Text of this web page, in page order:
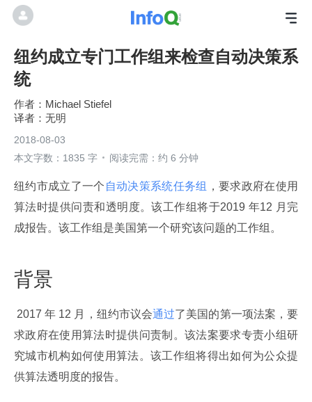
纽约成立专门工作组来检查自动决策系
统
Michael Stiefel
无明
2018-08-03
本文字数：1835 字
阅读完需：约 6 分钟
纽约市成立了一个 自动决策系统任务组
，要求政府在使用
算法时提供问责和透明度。该工作组将于2019 年12 月完
成报告。该工作组是美国第一个研究该问题的工作组。
背景
2017 年 12 月，纽约市议会通过了美国的第一项法案，要
求政府在使用算法时提供问责制。该法案要求专责小组研
究城市机构如何使用算法。该工作组将得出如何为公众提
供算法透明度的报告。